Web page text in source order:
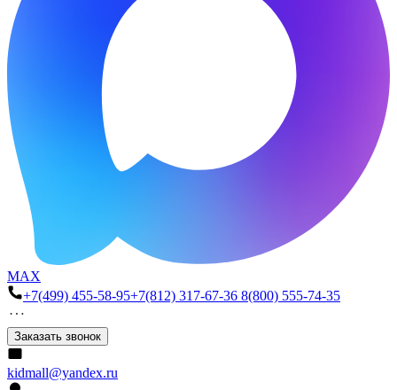
MAX
+7(499) 455-58-95+7(812) 317-67-36 8(800) 555-74-35
Заказать звонок
kidmall@yandex.ru